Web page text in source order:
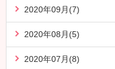
2020年09月(7)
2020年08月(5)
2020年07月(8)